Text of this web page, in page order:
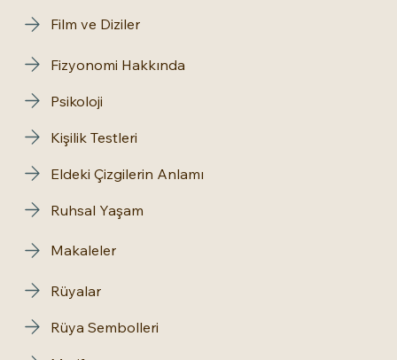
Film ve Diziler
Makaleler
Fizyonomi Hakkında
Psikoloji
Kişilik Testleri
Eldeki Çizgilerin Anlamı
Ruhsal Yaşam
Rüyalar
Rüya Sembolleri